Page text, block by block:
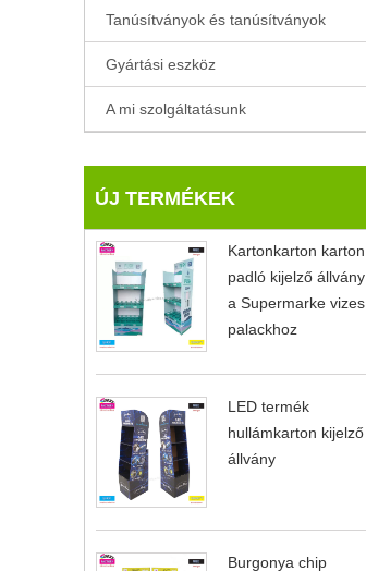
Tanúsítványok és tanúsítványok
Gyártási eszköz
A mi szolgáltatásunk
ÚJ TERMÉKEK
Kartonkarton karton
padló kijelző állvány
a Supermarke vizes
palackhoz
LED termék
hullámkarton kijelző
állvány
Burgonya chip